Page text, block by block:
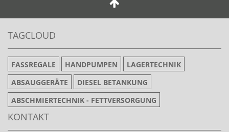
TAGCLOUD
FASSREGALE HANDPUMPEN
LAGERTECHNIK
ABSAUGGERÄTE
DIESEL BETANKUNG
ABSCHMIERTECHNIK - FETTVERSORGUNG
KONTAKT